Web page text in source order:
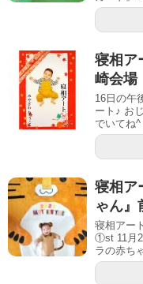
寝相ア
崎会場
16日の午
ート♪ お
でいてね^
寝相ア
ゃん
寝相アー
①st 11月
ラの赤ち